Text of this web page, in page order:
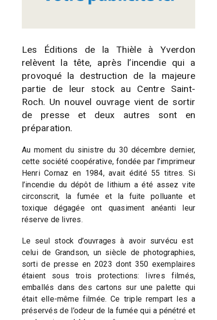
Les Éditions de la Thièle à Yverdon
relèvent la tête, après l’incendie qui a
provoqué la destruction de la majeure
partie de leur stock au Centre Saint-
Roch. Un nouvel ouvrage vient de sortir
de presse et deux autres sont en
préparation.
Au moment du sinistre du 30 décembre dernier,
cette société coopérative, fondée par l’imprimeur
Henri Cornaz en 1984, avait édité 55 titres. Si
l’incendie du dépôt de lithium a été assez vite
circonscrit, la fumée et la fuite polluante et
toxique dégagée ont quasiment anéanti leur
réserve de livres.
Le seul stock d’ouvrages à avoir survécu est
celui de Grandson, un siècle de photographies,
sorti de presse en 2023 dont 350 exemplaires
étaient sous trois protections: livres filmés,
emballés dans des cartons sur une palette qui
était elle-même filmée. Ce triple rempart les a
préservés de l’odeur de la fumée qui a pénétré et